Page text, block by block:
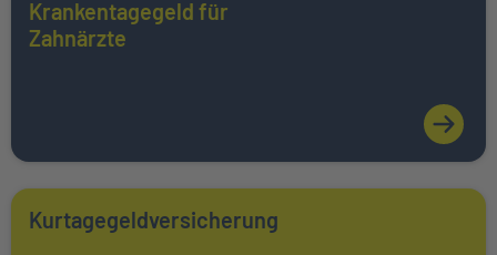
Krankentagegeld für
Zahnärzte
Mehr über erfahren
Weiter zu Kurtagegeldversicherung
Kurtagegeldversicherung
Mehr über erfahren